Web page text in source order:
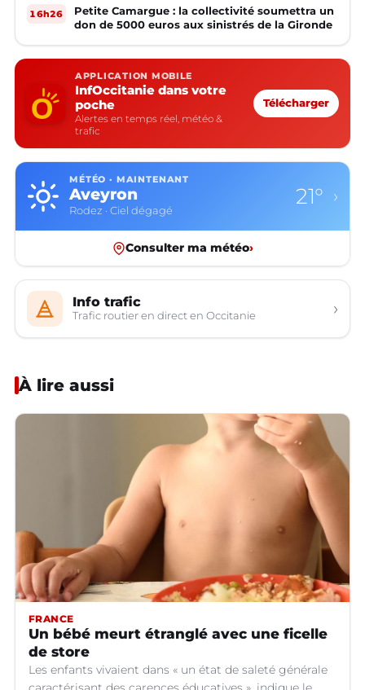
16h26
Petite Camargue : la collectivité soumettra un
don de 5000 euros aux sinistrés de la Gironde
APPLICATION MOBILE
InfOccitanie dans votre
poche
Alertes en temps réel, météo &
trafic
Télécharger
MÉTÉO · MAINTENANT
Aveyron
Rodez · Ciel dégagé
21° ›
Consulter ma météo›
Info trafic
Trafic routier en direct en Occitanie ›
À lire aussi
FRANCE
Un bébé meurt étranglé avec une ficelle
de store
Les enfants vivaient dans « un état de saleté générale